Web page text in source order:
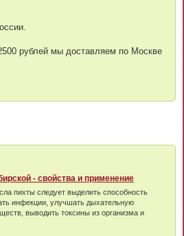
рублей мы доставляем по Москве
- свойства и применение
пихты следует выделить способность
инфекции, улучшать дыхательную
выводить токсины из организма и